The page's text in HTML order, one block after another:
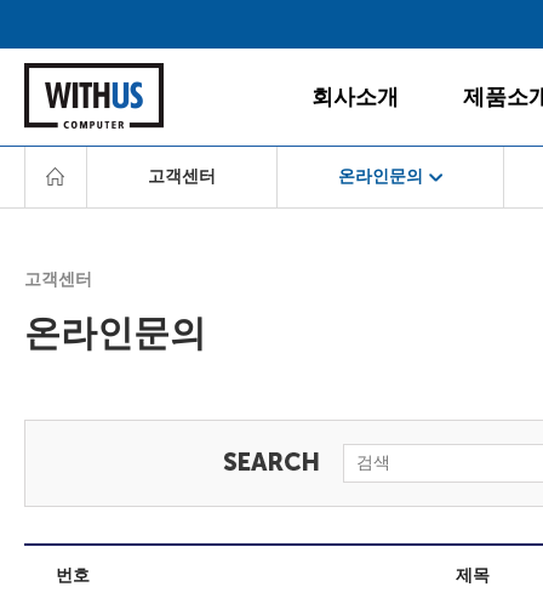
회사소개
회사소개
제품소
고객센터 온라인문의
FAQ
온라인문의
고객센터
온라인문의
번호 제목